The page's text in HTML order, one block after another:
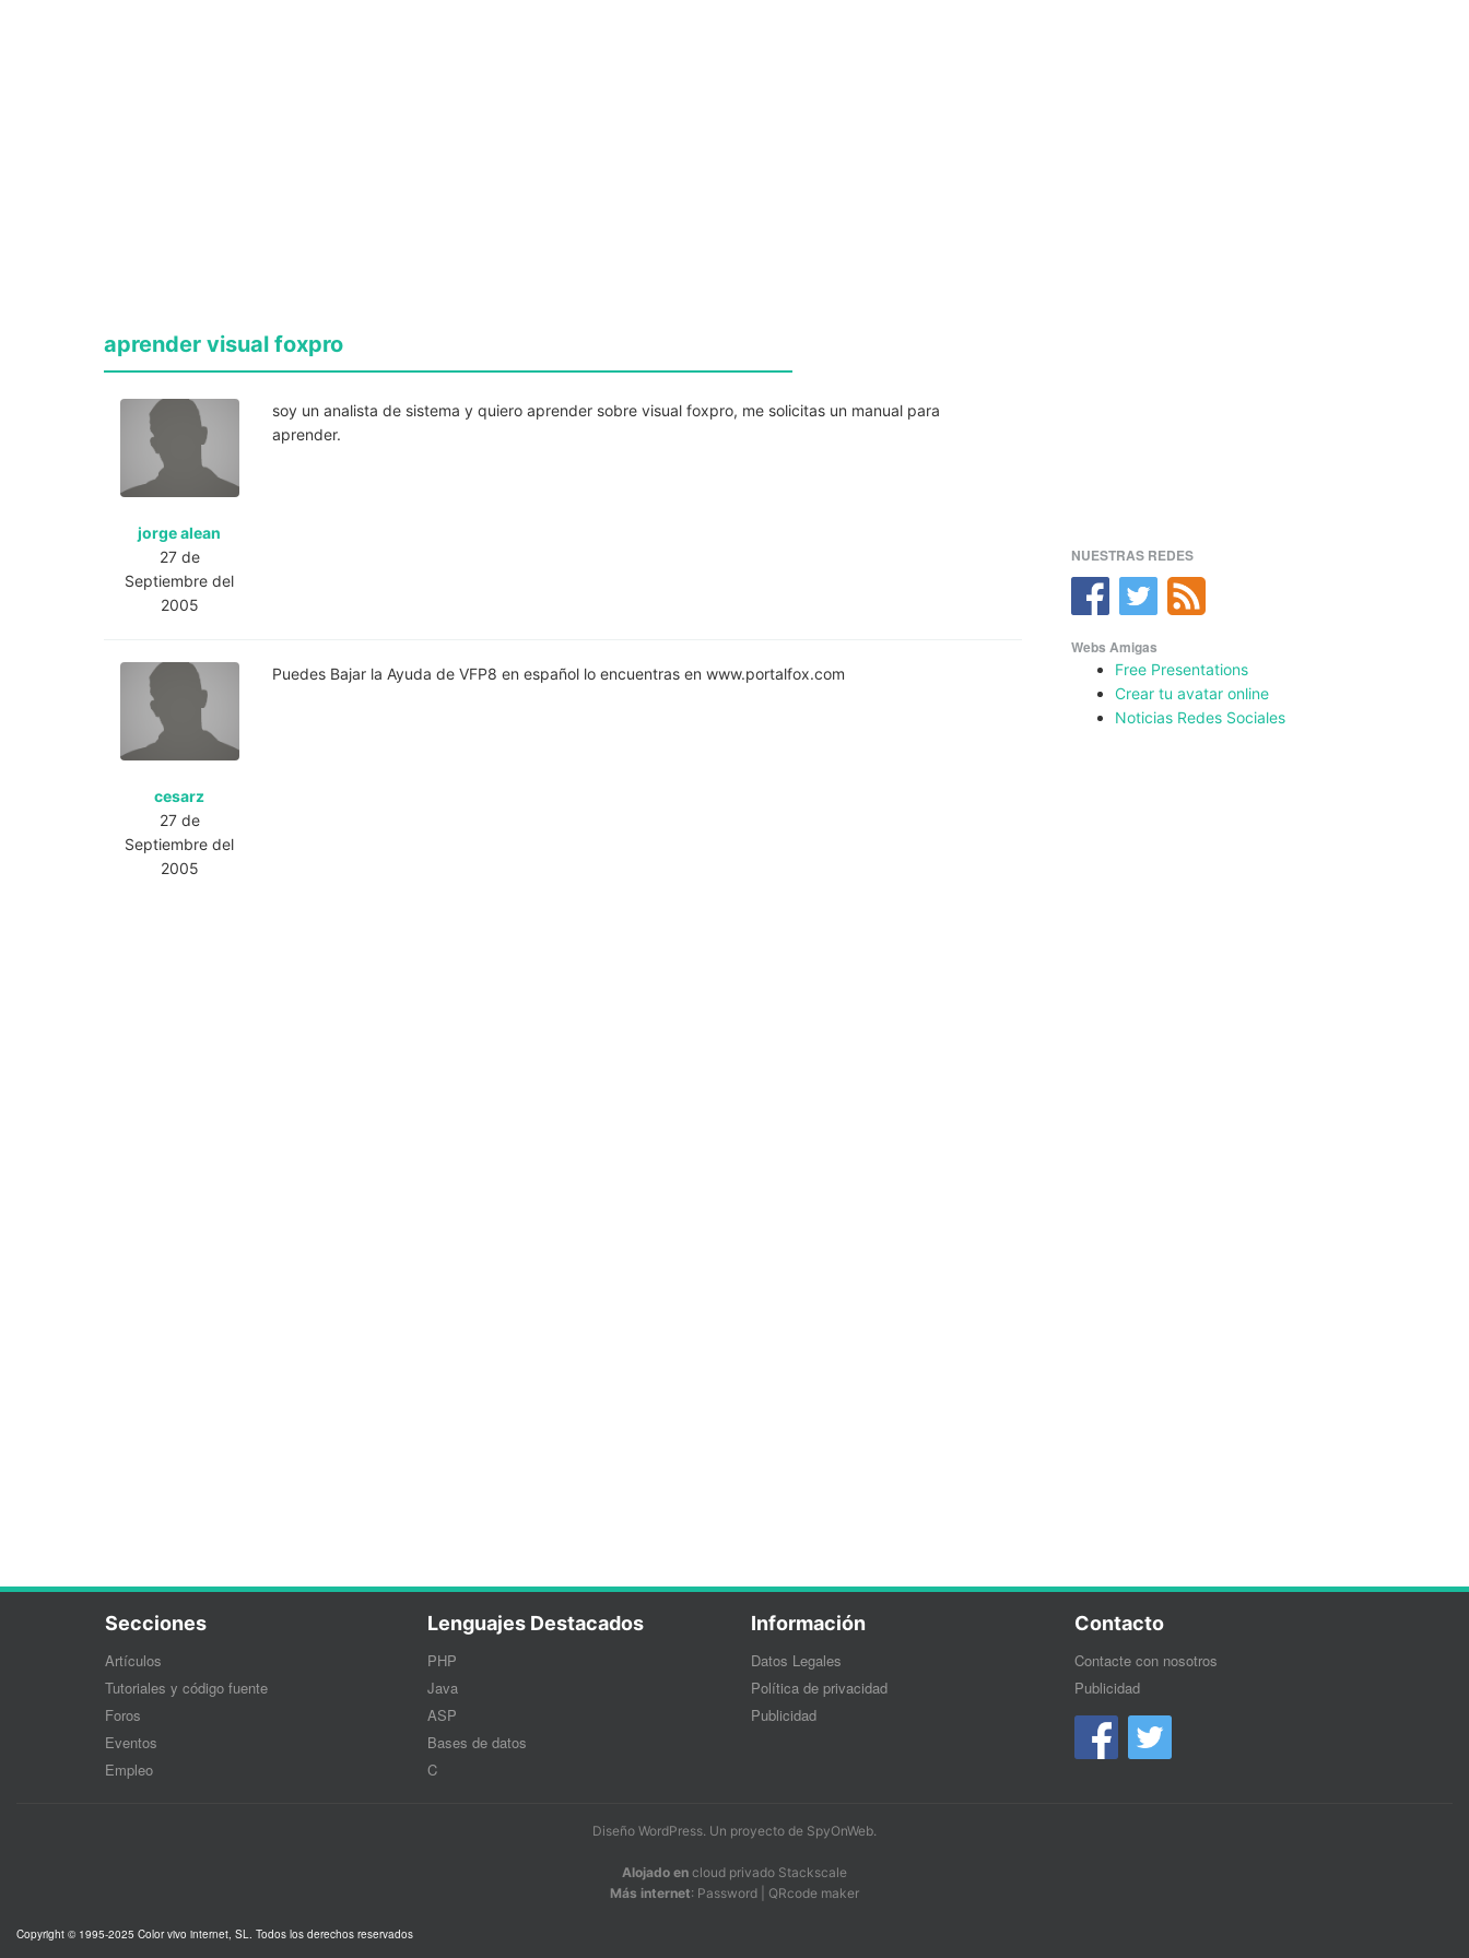
aprender visual foxpro
jorge alean
27 de
Septiembre del
2005
soy un analista de sistema y quiero aprender sobre visual foxpro, me solicitas un manual para
aprender.
cesarz
27 de
Septiembre del
2005
Puedes Bajar la Ayuda de VFP8 en español lo encuentras en www.portalfox.com
NUESTRAS REDES
Webs Amigas
Free Presentations
Crear tu avatar online
Noticias Redes Sociales
Secciones
Artículos
Tutoriales y código fuente
Foros
Eventos
Empleo
Lenguajes Destacados
PHP
Java
ASP
Bases de datos
C
Información
Datos Legales
Política de privacidad
Publicidad
Contacto
Contacte con nosotros
Publicidad
Diseño WordPress. Un proyecto de SpyOnWeb.
Alojado en cloud privado Stackscale
Más internet: Password QRcode maker
Copyright © 1995-2025 Color vivo internet, SL. Todos los derechos reservados